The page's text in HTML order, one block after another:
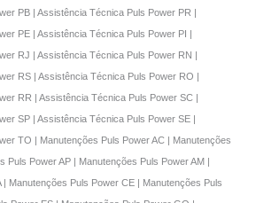
PB | Assistência Técnica Puls Power PR |
PE | Assistência Técnica Puls Power PI |
RJ | Assistência Técnica Puls Power RN |
RS | Assistência Técnica Puls Power RO |
RR | Assistência Técnica Puls Power SC |
SP | Assistência Técnica Puls Power SE |
TO | Manutenções Puls Power AC | Manutenções
Puls Power AP | Manutenções Puls Power AM |
| Manutenções Puls Power CE | Manutenções Puls